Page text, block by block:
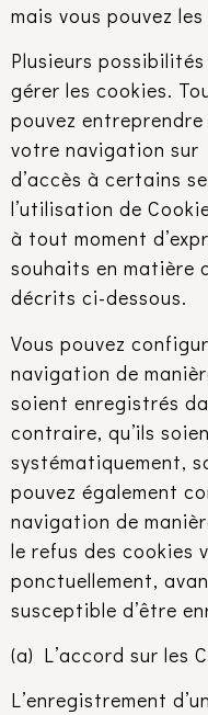
mais vous pouvez
Plusieurs
gérer les cookies.
pouvez
votre navigation
d’accès à certains
l’utilisation de
à tout moment
souhaits en matière
décrits ci-dessous.
Vous pouvez
navigation de
soient enregistrés
contraire, qu’ils
systématiquement,
pouvez également
navigation de
le refus des cookies
ponctuellement,
susceptible d’être
(a) L’accord sur les
L’enregistrement